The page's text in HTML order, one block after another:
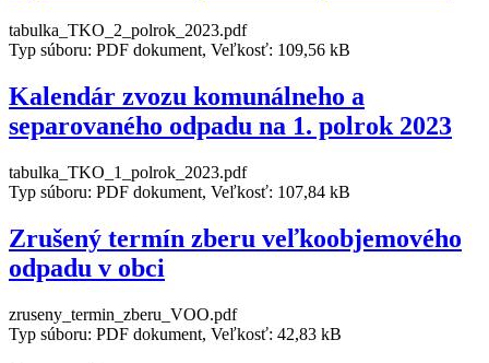
tabulka_TKO_2_polrok_2023.pdf
Typ súboru: PDF dokument, Veľkosť: 109,56 kB
Kalendár zvozu komunálneho a
separovaného odpadu na 1. polrok 2023
tabulka_TKO_1_polrok_2023.pdf
Typ súboru: PDF dokument, Veľkosť: 107,84 kB
Zrušený termín zberu veľkoobjemového
odpadu v obci
zruseny_termin_zberu_VOO.pdf
Typ súboru: PDF dokument, Veľkosť: 42,83 kB